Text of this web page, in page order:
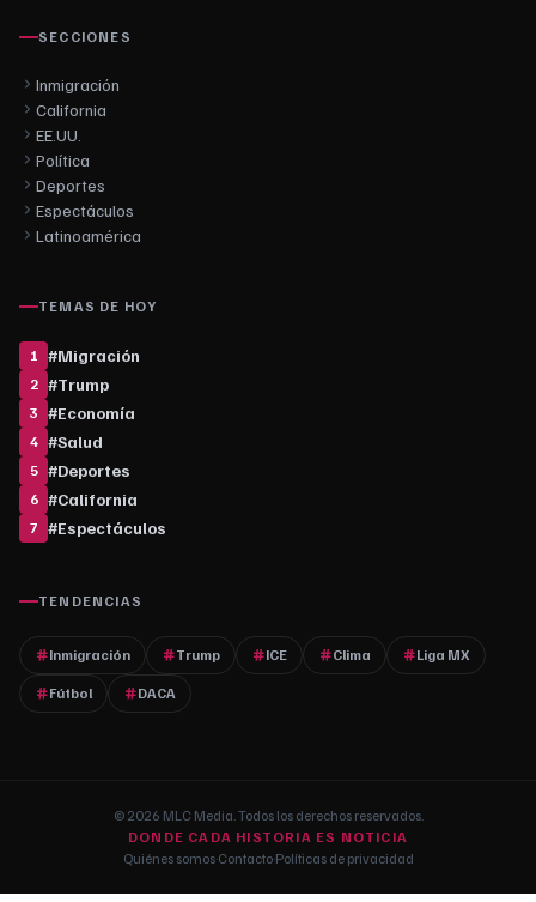
SECCIONES
Inmigración
California
EE.UU.
Política
Deportes
Espectáculos
Latinoamérica
TEMAS DE HOY
1 #Migración
2 #Trump
3 #Economía
4 #Salud
5 #Deportes
6 #California
7 #Espectáculos
TENDENCIAS
Inmigración Trump ICE Clima Liga MX
Fútbol DACA
© 2026 MLC Media. Todos los derechos reservados.
DONDE CADA HISTORIA ES NOTICIA
Quiénes somos·Contacto·Políticas de privacidad